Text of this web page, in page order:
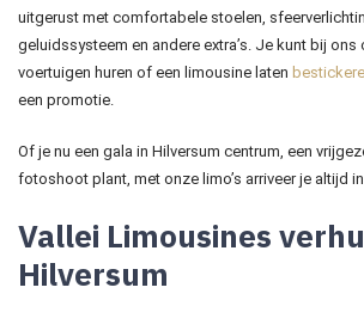
uitgerust met comfortabele stoelen,
geluidssysteem en andere extra’s. Je kunt bij ons
voertuigen huren of een limousine laten
een promotie.
Of je nu een gala in Hilversum centrum, een
fotoshoot plant, met onze limo’s arriveer je altijd
Vallei Limousines
Hilversum